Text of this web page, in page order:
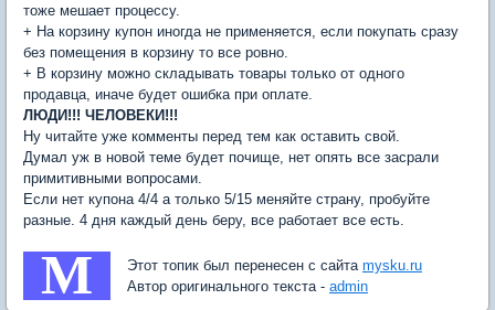
тоже мешает процессу.
+ На корзину купон иногда не применяется, если покупать сразу
без помещения в корзину то все ровно.
+ В корзину можно складывать товары только от одного
продавца, иначе будет ошибка при оплате.
ЛЮДИ!!! ЧЕЛОВЕКИ!!!
Ну читайте уже комменты перед тем как оставить свой.
Думал уж в новой теме будет почище, нет опять все засрали
примитивными вопросами.
Если нет купона 4/4 а только 5/15 меняйте страну, пробуйте
разные. 4 дня каждый день беру, все работает все есть.
M Этот топик был перенесен с сайта mysku.ru
Автор оригинального текста - admin